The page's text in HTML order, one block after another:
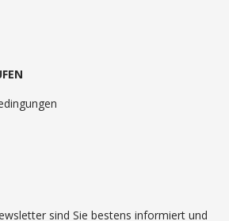
sind Sie bestens informiert und